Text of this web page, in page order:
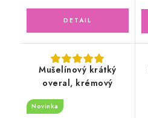
Mušelínový krátký
overal, krémový
Novinka